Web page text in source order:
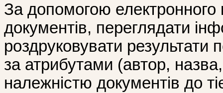
За допомогою
документів, переглядати
роздруковувати
за атрибутами (автор, назва,
належністю документів до